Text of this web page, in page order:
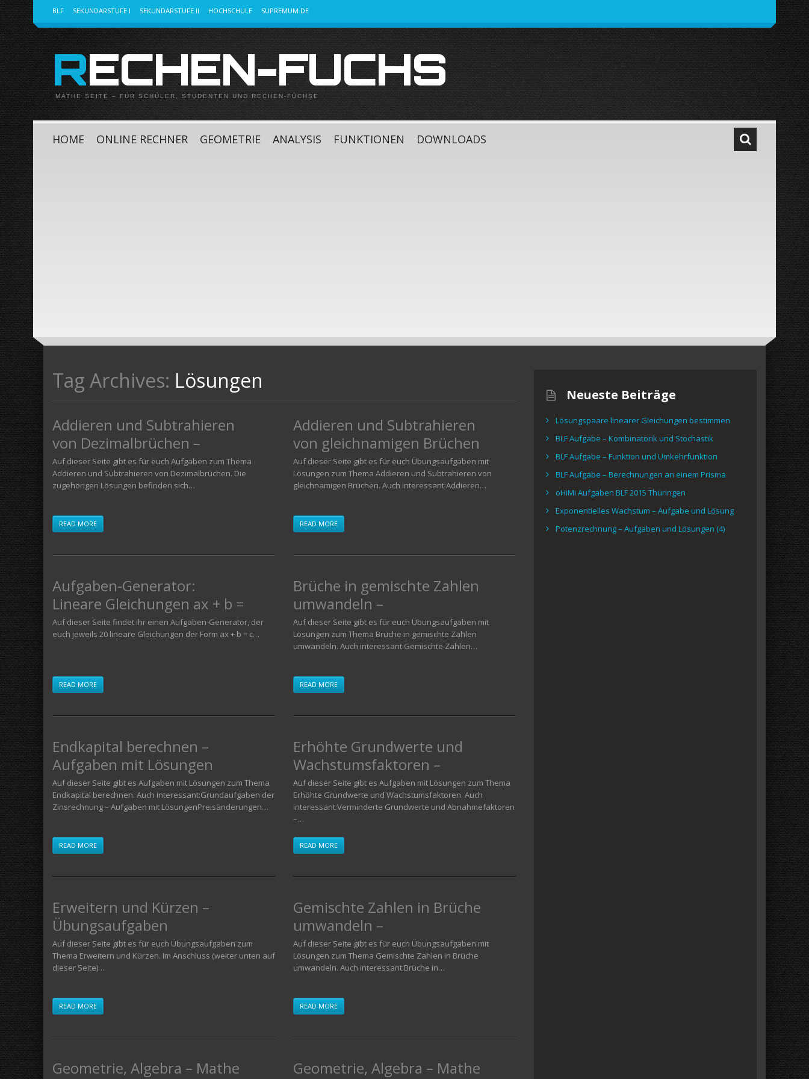
BLF SEKUNDARSTUFE I SEKUNDARSTUFE II HOCHSCHULE SUPREMUM.DE
RECHEN-FUCHS
MATHE SEITE – FÜR SCHÜLER, STUDENTEN UND RECHEN-FÜCHSE
HOME ONLINE RECHNER GEOMETRIE ANALYSIS FUNKTIONEN DOWNLOADS
Tag Archives: Lösungen
Addieren und Subtrahieren
von Dezimalbrüchen –
Aufgaben mit Lösungen
Auf dieser Seite gibt es für euch Aufgaben zum Thema
Addieren und Subtrahieren von Dezimalbrüchen. Die
zugehörigen Lösungen befinden sich…
READ MORE
Aufgaben-Generator:
Lineare Gleichungen ax + b =
c mit Lösungen
Auf dieser Seite findet ihr einen Aufgaben-Generator, der
euch jeweils 20 lineare Gleichungen der Form ax + b = c…
READ MORE
Endkapital berechnen –
Aufgaben mit Lösungen
Auf dieser Seite gibt es Aufgaben mit Lösungen zum Thema
Endkapital berechnen. Auch interessant:Grundaufgaben der
Zinsrechnung – Aufgaben mit LösungenPreisänderungen…
READ MORE
Erweitern und Kürzen –
Übungsaufgaben
Auf dieser Seite gibt es für euch Übungsaufgaben zum
Thema Erweitern und Kürzen. Im Anschluss (weiter unten auf
dieser Seite)…
READ MORE
Geometrie, Algebra – Mathe
Addieren und Subtrahieren
von gleichnamigen Brüchen
– Übungsaufgaben
Auf dieser Seite gibt es für euch Übungsaufgaben mit
Lösungen zum Thema Addieren und Subtrahieren von
gleichnamigen Brüchen. Auch interessant:Addieren…
READ MORE
Brüche in gemischte Zahlen
umwandeln –
Übungsaufgaben
Auf dieser Seite gibt es für euch Übungsaufgaben mit
Lösungen zum Thema Brüche in gemischte Zahlen
umwandeln. Auch interessant:Gemischte Zahlen…
READ MORE
Erhöhte Grundwerte und
Wachstumsfaktoren –
Aufgaben mit Lösungen
Auf dieser Seite gibt es Aufgaben mit Lösungen zum Thema
Erhöhte Grundwerte und Wachstumsfaktoren. Auch
interessant:Verminderte Grundwerte und Abnahmefaktoren
–…
READ MORE
Gemischte Zahlen in Brüche
umwandeln –
Übungsaufgaben
Auf dieser Seite gibt es für euch Übungsaufgaben mit
Lösungen zum Thema Gemischte Zahlen in Brüche
umwandeln. Auch interessant:Brüche in…
READ MORE
Geometrie, Algebra – Mathe
Neueste Beiträge
Lösungspaare linearer Gleichungen bestimmen
BLF Aufgabe – Kombinatorik und Stochastik
BLF Aufgabe – Funktion und Umkehrfunktion
BLF Aufgabe – Berechnungen an einem Prisma
oHiMi Aufgaben BLF 2015 Thüringen
Exponentielles Wachstum – Aufgabe und Lösung
Potenzrechnung – Aufgaben und Lösungen (4)